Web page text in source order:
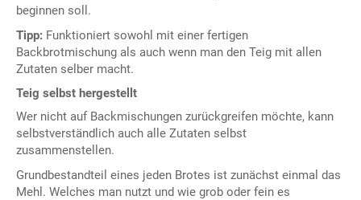
beginnen soll.
Tipp: Funktioniert sowohl mit einer fertigen
Backbrotmischung als auch wenn man den Teig mit allen
Zutaten selber macht.
Teig selbst hergestellt
Wer nicht auf Backmischungen zurückgreifen möchte, kann
selbstverständlich auch alle Zutaten selbst
zusammenstellen.
Grundbestandteil eines jeden Brotes ist zunächst einmal das
Mehl. Welches man nutzt und wie grob oder fein es